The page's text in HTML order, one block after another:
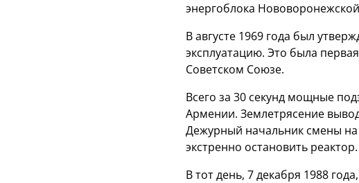
энергоблока
В августе 1969 года был
эксплуатацию. Это была
Советском Союзе.
Всего за 30 секунд мощные
Армении. Землетрясение
Дежурный начальник смены
экстренно остановить реактор.
В тот день, 7 декабря 1988